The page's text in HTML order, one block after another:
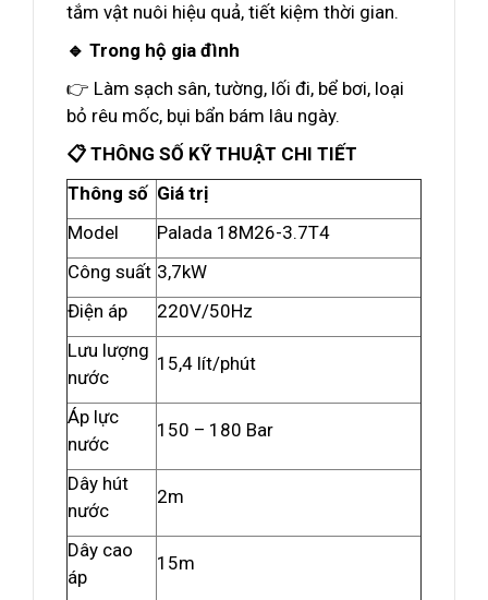
tắm vật nuôi hiệu quả, tiết kiệm thời gian.
🔹 Trong hộ gia đình
👉 Làm sạch sân, tường, lối đi, bể bơi, loại
bỏ rêu mốc, bụi bẩn bám lâu ngày.
📋 THÔNG SỐ KỸ THUẬT CHI TIẾT
Thông số Giá trị
Model
Palada 18M26-3.7T4
Công suất 3,7kW
Điện áp
220V/50Hz
Lưu lượng
nước
15,4 lít/phút
Áp lực
nước
150 – 180 Bar
Dây hút
nước
2m
Dây cao
áp
15m